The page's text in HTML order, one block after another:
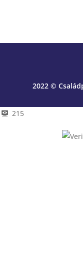
2022 ©
215